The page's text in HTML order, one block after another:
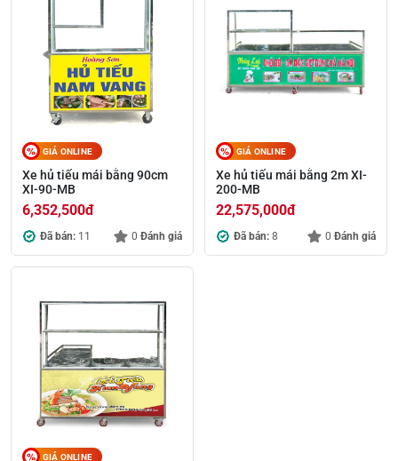
GIÁ ONLINE
Xe hủ tiếu mái bằng 90cm
XI-90-MB
6,352,500đ
Đã bán: 11 0 Đánh giá
GIÁ ONLINE
Xe hủ tiếu mái bằng 2m XI-
200-MB
22,575,000đ
Đã bán: 8 0 Đánh giá
GIÁ ONLINE